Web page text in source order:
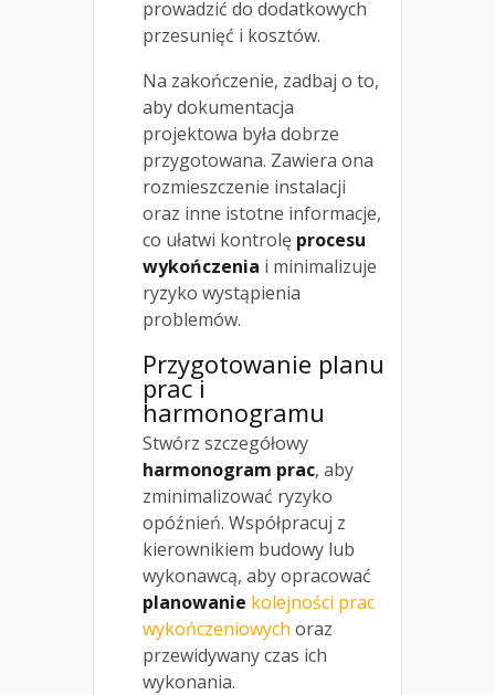
prowadzić do dodatkowych
przesunięć i kosztów.
Na zakończenie, zadbaj o to,
aby dokumentacja
projektowa była dobrze
przygotowana. Zawiera ona
rozmieszczenie instalacji
oraz inne istotne informacje,
co ułatwi kontrolę procesu
wykończenia i minimalizuje
ryzyko wystąpienia
problemów.
Przygotowanie planu
prac i
harmonogramu
Stwórz szczegółowy
harmonogram prac, aby
zminimalizować ryzyko
opóźnień. Współpracuj z
kierownikiem budowy lub
wykonawcą, aby opracować
planowanie kolejności prac
wykończeniowych oraz
przewidywany czas ich
wykonania.